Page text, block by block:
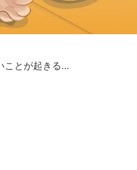
ことが起きる…